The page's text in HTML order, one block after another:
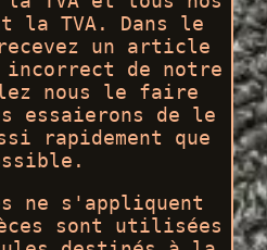
la TVA. Dans le
un article
incorrect de notre
nous le faire
essaierons de le
rapidement que
ne s'appliquent
sont utilisées